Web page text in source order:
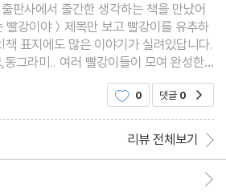
판사에서 출간한 생각하는 책을 만났어
빨강이야＞제목만 보고 빨강이를 유추하
책 표지에도 많은 이야기가 실려있답니다.
동그라미.. 여러 빨강이들이 모여 완성한
랑 책을 읽기 전에 미리 읽어두는 것도 있
미리 읽어보지 않았어요.웬지 놀라움이
것 같아서..현이와 함께 펼쳐봤지요.오호
0 댓글 0
리뷰 전체보기